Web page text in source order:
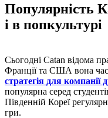
Популярність
і в попкультурі
Сьогодні Catan відома
Франції та США вона
стратегія для компанії
популярна серед
Південній Кореї
гри.